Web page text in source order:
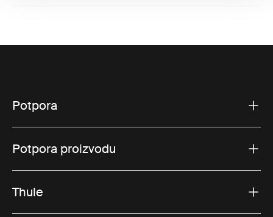
Potpora
Potpora proizvodu
Thule